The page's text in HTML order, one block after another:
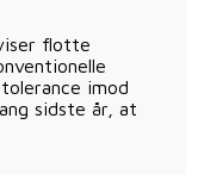
flotte
imod
sidste år, at